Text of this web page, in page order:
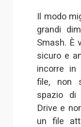
Il modo
grandi
Smash. È
sicuro e
incorre in
file, non
spazio di
Drive e
un file